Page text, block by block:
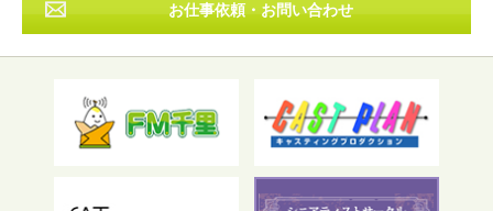
フリーワード検索
お仕事依頼・お問い合わせ